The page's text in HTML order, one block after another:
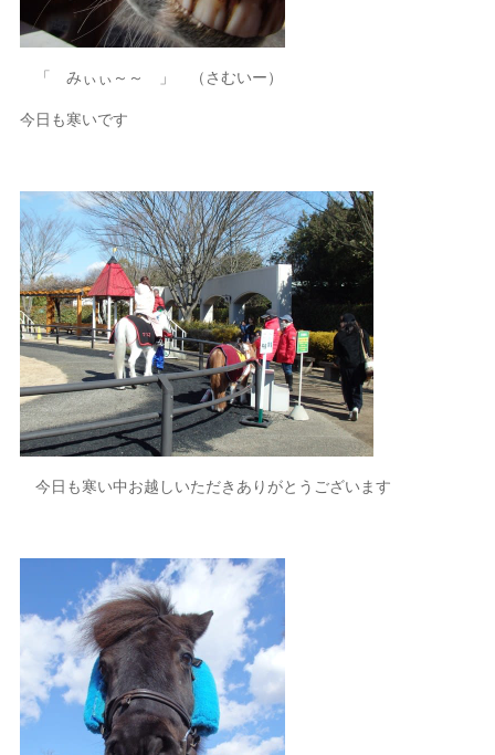
「 みぃぃ～～ 」 （さむいー）
今日も寒いです
今日も寒い中お越しいただきありがとうございます